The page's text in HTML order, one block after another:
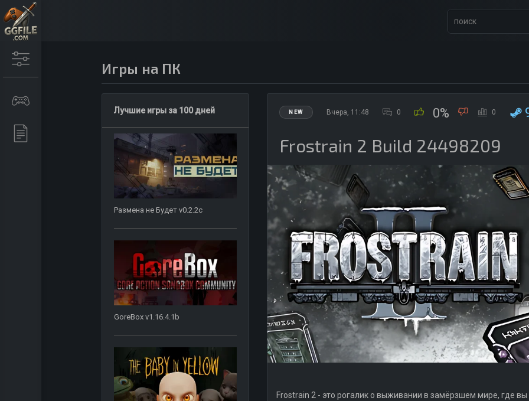
Игры на ПК
Лучшие игры за 100 дней
Размена не Будет v0.2.2c
GoreBox v1.16.4.1b
NEW Вчера, 11:48 0 0% 0
Frostrain 2 Build 24498209
Frostrain 2 - это рогалик о выживании в замёрзшем мире, где